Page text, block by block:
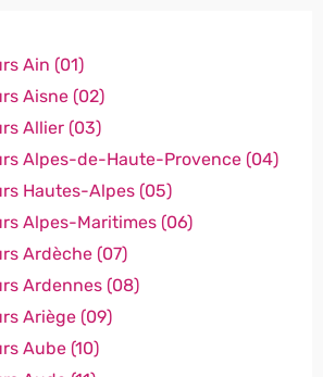
Ain (01)
Aisne (02)
Allier (03)
Alpes-de-Haute-Provence (04)
Hautes-Alpes (05)
Alpes-Maritimes (06)
Ardèche (07)
Ardennes (08)
Ariège (09)
Aube (10)